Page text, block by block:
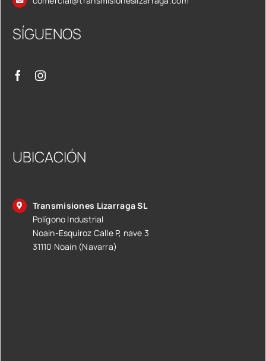
SÍGUENOS
UBICACIÓN
Transmisiones Lizarraga SL
Polígono Industrial
Noain-Esquiroz Calle P, nave 3
31110 Noain (Navarra)